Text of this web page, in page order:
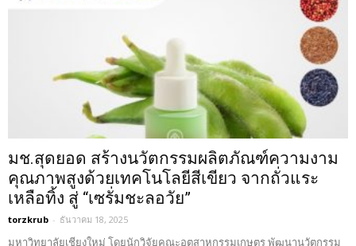
มช.สุดยอด สร้างนวัตกรรมผลิตภัณฑ์ความงาม
คุณภาพสูงด้วยเทคโนโลยีสีเขียว จากถั่วแระ
เหลือทิ้ง สู่ “เซรั่มชะลอวัย”
torzkrub - ธันวาคม 18, 2025
มหาวิทยาลัยเชียงใหม่ โดยนักวิจัยคณะอุตสาหกรรมเกษตร พัฒนานวัตกรรม